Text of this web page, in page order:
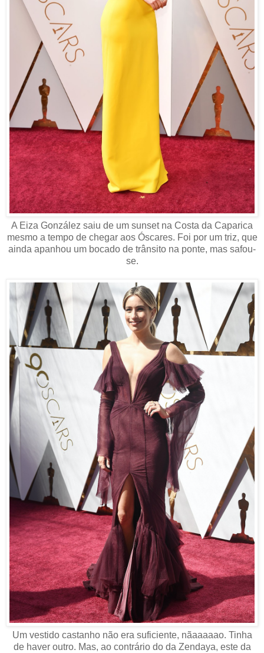
A Eiza González saiu de um sunset na Costa da Caparica
mesmo a tempo de chegar aos Óscares. Foi por um triz, que
ainda apanhou um bocado de trânsito na ponte, mas safou-
se.
Um vestido castanho não era suficiente, nãaaaaao. Tinha
de haver outro. Mas, ao contrário do da Zendaya, este da